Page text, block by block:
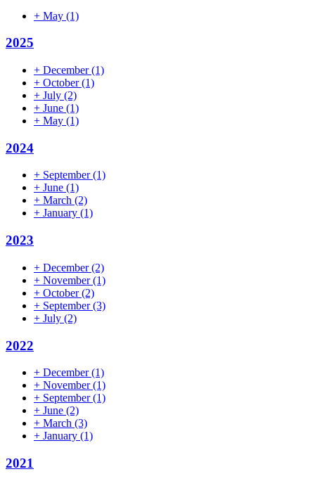
+ May (1)
2025
+ December(1)
+ October(1)
+ July (2)
+ June (1)
+ May (1)
2024
+ September(1)
+ June (1)
+ March (2)
+ January (1)
2023
+ December(2)
+ November(1)
+ October(2)
+ September(3)
+ July (2)
2022
+ December(1)
+ November(1)
+ September(1)
+ June (2)
+ March (3)
+ January (1)
2021